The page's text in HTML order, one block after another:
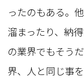
ったのもある。
溜まったり、納
の業界でもそう
界、人と同じ事